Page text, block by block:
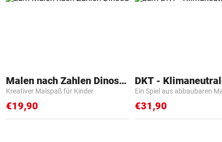
Malen nach Zahlen Dinosaurier
Kreativer Malspaß für Kinder
€19,90
Ein Spiel aus abbaubaren
€31,90